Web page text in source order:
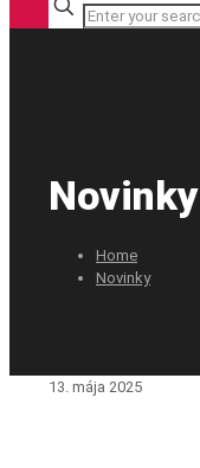
Novinky
Home
Novinky
13. mája 2025